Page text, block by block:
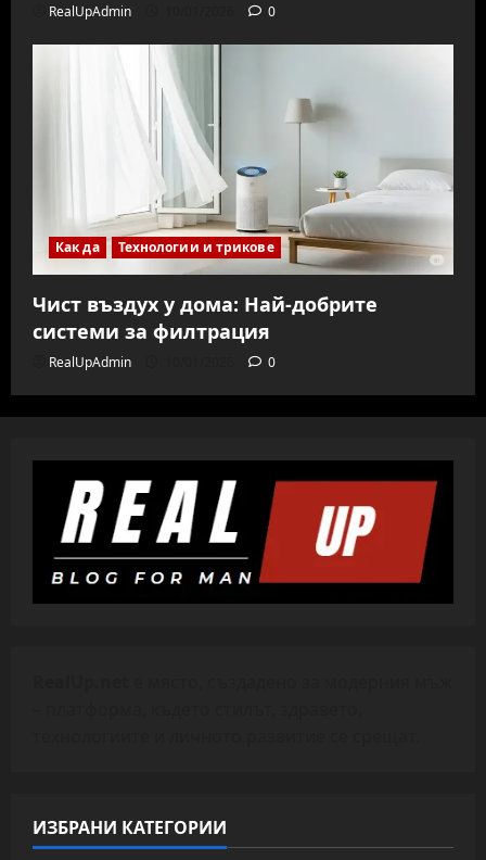
RealUpAdmin 0
Как да Технологии и трикове
Чист въздух у дома: Най-добрите
системи за филтрация
RealUpAdmin 0
ИЗБРАНИ КАТЕГОРИИ